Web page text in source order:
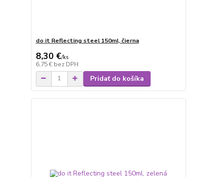
do it Reflecting steel 150ml, čierna
8,30 €/ks
6,75 € bez DPH
Pridať do košíka